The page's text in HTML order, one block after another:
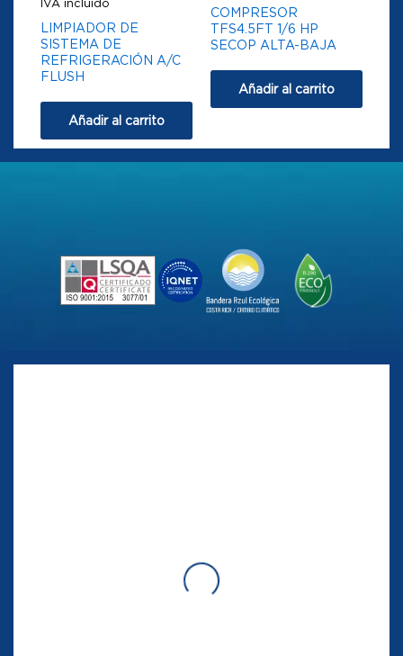
IVA incluido
LIMPIADOR DE
SISTEMA DE
REFRIGERACIÓN A/C
FLUSH
Añadir al carrito
COMPRESOR
TFS4.5FT 1/6 HP
SECOP ALTA-BAJA
Añadir al carrito